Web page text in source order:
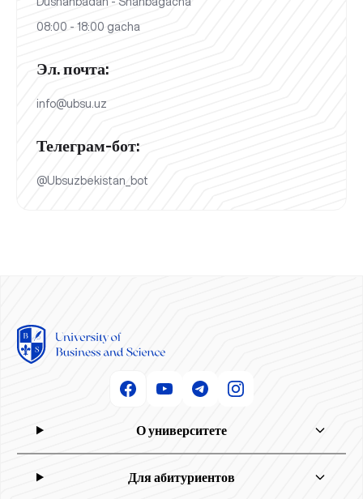
08:00 - 18:00 gacha
Эл. почта:
info@ubsu.uz
Телеграм-бот:
@Ubsuzbekistan_bot
О университете
Для абитуриентов